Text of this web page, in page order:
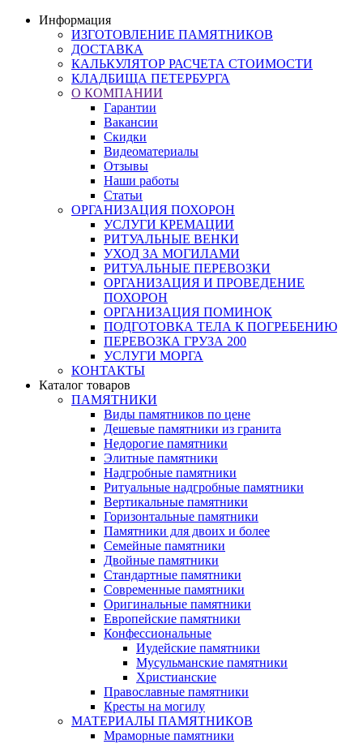
Информация
ИЗГОТОВЛЕНИЕ ПАМЯТНИКОВ
ДОСТАВКА
КАЛЬКУЛЯТОР РАСЧЕТА СТОИМОСТИ
КЛАДБИЩА ПЕТЕРБУРГА
О КОМПАНИИ
Гарантии
Вакансии
Скидки
Видеоматериалы
Отзывы
Наши работы
Статьи
ОРГАНИЗАЦИЯ ПОХОРОН
УСЛУГИ КРЕМАЦИИ
РИТУАЛЬНЫЕ ВЕНКИ
УХОД ЗА МОГИЛАМИ
РИТУАЛЬНЫЕ ПЕРЕВОЗКИ
ОРГАНИЗАЦИЯ И ПРОВЕДЕНИЕ
ПОХОРОН
ОРГАНИЗАЦИЯ ПОМИНОК
ПОДГОТОВКА ТЕЛА К ПОГРЕБЕНИЮ
ПЕРЕВОЗКА ГРУЗА 200
УСЛУГИ МОРГА
КОНТАКТЫ
Каталог товаров
ПАМЯТНИКИ
Виды памятников по цене
Дешевые памятники из гранита
Недорогие памятники
Элитные памятники
Надгробные памятники
Ритуальные надгробные памятники
Вертикальные памятники
Горизонтальные памятники
Памятники для двоих и более
Семейные памятники
Двойные памятники
Стандартные памятники
Современные памятники
Оригинальные памятники
Европейские памятники
Конфессиональные
Иудейские памятники
Мусульманские памятники
Христианские
Православные памятники
Кресты на могилу
МАТЕРИАЛЫ ПАМЯТНИКОВ
Мраморные памятники